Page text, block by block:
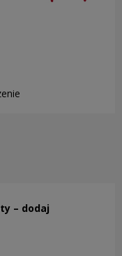
– dodaj
new window